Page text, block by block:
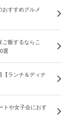
すすめグルメ
ご飯するならこ
選
ランチ＆ディナ
トや女子会におす